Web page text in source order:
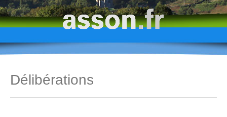
HISTOIRE
Délibérations